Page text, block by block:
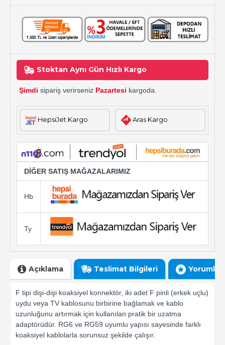
Stoktan Aynı Gün Hızlı Kargo
Şimdi sipariş verirseniz Pazartesi kargoda.
HepsiJet Kargo Aras Kargo
DİĞER SATIŞ MAĞAZALARIMIZ
Hb
Ty
Açıklama Teslimat Bilgileri Yorumlar
F tipi dişi-dişi koaksiyel konnektör, iki adet F pinli (erkek uçlu)
uydu veya TV kablosunu birbirine bağlamak ve kablo
uzunluğunu artırmak için kullanılan pratik bir uzatma
adaptörüdür. RG6 ve RG59 uyumlu yapısı sayesinde farklı
koaksiyel kablolarla sorunsuz şekilde çalışır.